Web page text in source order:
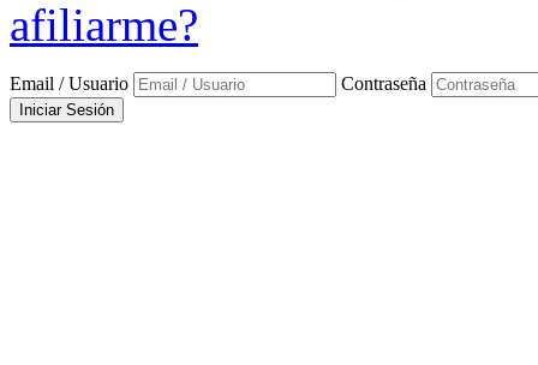
afiliarme?
Email / Usuario Contraseña
Iniciar Sesión